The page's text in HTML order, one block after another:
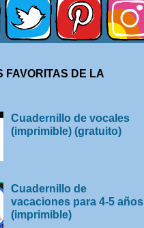
FAVORITAS DE LA
Cuadernillo de vocales
(imprimible) (gratuito)
Cuadernillo de
vacaciones para 4-5 años
(imprimible)